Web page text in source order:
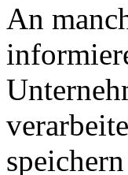
An